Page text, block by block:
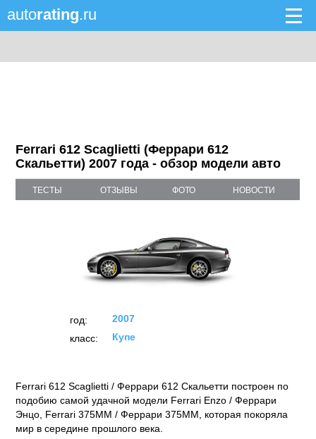
autorating.ru
Ferrari 612 Scaglietti (Феррари 612
Скальетти) 2007 года - обзор модели авто
ТЕСТЫ ОТЗЫВЫ ФОТО НОВОСТИ
год:
2007
класс:
Купе
Ferrari 612 Scaglietti / Феррари 612 Скальетти построен по
подобию самой удачной модели Ferrari Enzo / Феррари
Энцо, Ferrari 375MM / Феррари 375MM, которая покоряла
мир в середине прошлого века.